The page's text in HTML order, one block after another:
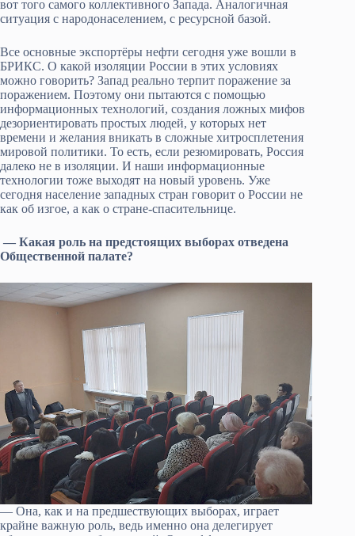
вот того самого коллективного Запада. Аналогичная
ситуация с народонаселением, с ресурсной базой.
Все основные экспортёры нефти сегодня уже вошли в
БРИКС. О какой изоляции России в этих условиях
можно говорить? Запад реально терпит поражение за
поражением. Поэтому они пытаются с помощью
информационных технологий, создания ложных мифов
дезориентировать простых людей, у которых нет
времени и желания вникать в сложные хитросплетения
мировой политики. То есть, если резюмировать, Россия
далеко не в изоляции. И наши информационные
технологии тоже выходят на новый уровень. Уже
сегодня население западных стран говорит о России не
как об изгое, а как о стране-спасительнице.
— Какая роль на предстоящих выборах отведена
Общественной палате?
— Она, как и на предшествующих выборах, играет
крайне важную роль, ведь именно она делегирует